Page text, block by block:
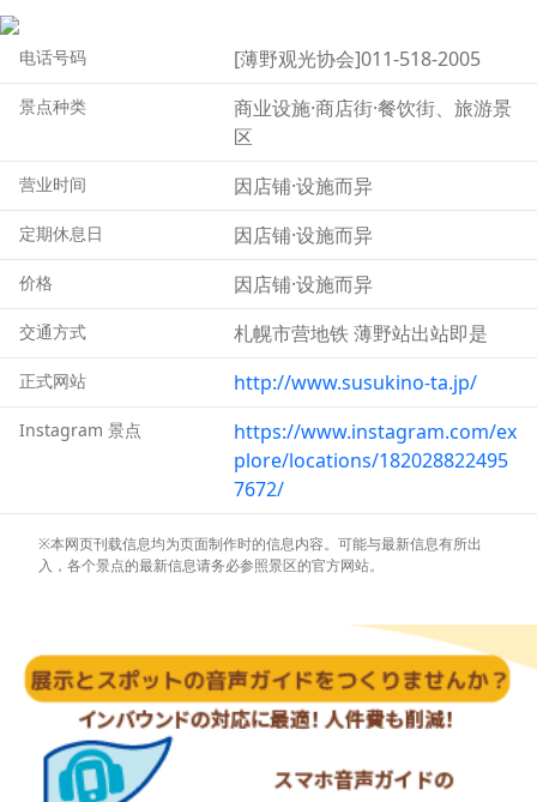
在观光游览的同时也能享受到购物的乐趣。冬季这里会被夜
景灯光所装饰，作为约会的胜地也深受大家喜爱。
※注：地名为中文译名，实际前往时可参照使用以下日文。
“薄野”=「すすきの」
电话号码 [薄野观光协会]011-518-2005
景点种类
商业设施·商店街·餐饮街、旅游景
区
营业时间 因店铺·设施而异
定期休息日 因店铺·设施而异
价格 因店铺·设施而异
交通方式 札幌市营地铁 薄野站出站即是
正式网站 http://www.susukino-ta.jp/
Instagram 景点
https://www.instagram.com/ex
plore/locations/182028822495
7672/
※本网页刊载信息均为页面制作时的信息内容。可能与最新信息有所出
入，各个景点的最新信息请务必参照景区的官方网站。